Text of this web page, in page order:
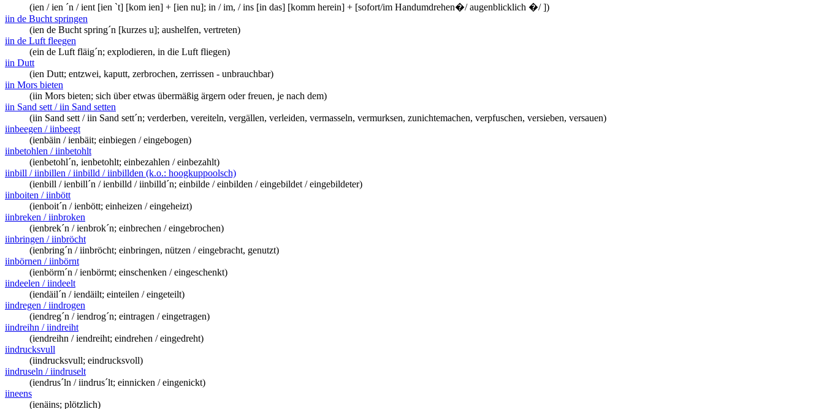
(ien / ien ´n / ient [ien `t] [kom ien] + [ien nu]; in / im, / ins [in das] [komm herein] + [sofort/im Handumdrehen�/ augenblicklich �/ ])
iin de Bucht springen
(ien de Bucht spring´n [kurzes u]; aushelfen, vertreten)
iin de Luft fleegen
(ein de Luft fläig´n; explodieren, in die Luft fliegen)
iin Dutt
(ien Dutt; entzwei, kaputt, zerbrochen, zerrissen - unbrauchbar)
iin Mors bieten
(iin Mors bieten; sich über etwas übermäßig ärgern oder freuen, je nach dem)
iin Sand sett / iin Sand setten
(iin Sand sett / iin Sand sett´n; verderben, vereiteln, vergällen, verleiden, vermasseln, vermurksen, zunichtemachen, verpfuschen, versieben, versauen)
iinbeegen / iinbeegt
(ienbäin / ienbäit; einbiegen / eingebogen)
iinbetohlen / iinbetohlt
(ienbetohl´n, ienbetohlt; einbezahlen / einbezahlt)
iinbill / iinbillen / iinbilld / iinbillden (k.o.: hoogkuppoolsch)
(ienbill / ienbill´n / ienbilld / iinbilld´n; einbilde / einbilden / eingebildet / eingebildeter)
iinboiten / iinbött
(ienboit´n / ienbött; einheizen / eingeheizt)
iinbreken / iinbroken
(ienbrek´n / ienbrok´n; einbrechen / eingebrochen)
iinbringen / iinbröcht
(ienbring´n / iinbröcht; einbringen, nützen / eingebracht, genutzt)
iinbörnen / iinbörnt
(ienbörm´n / ienbörmt; einschenken / eingeschenkt)
iindeelen / iindeelt
(iendäil´n / iendäilt; einteilen / eingeteilt)
iindregen / iindrogen
(iendreg´n / iendrog´n; eintragen / eingetragen)
iindreihn / iindreiht
(iendreihn / iendreiht; eindrehen / eingedreht)
iindrucksvull
(iindrucksvull; eindrucksvoll)
iindruseln / iindruselt
(iendrus´ln / iindrus´lt; einnicken / eingenickt)
iineens
(ienäins; plötzlich)